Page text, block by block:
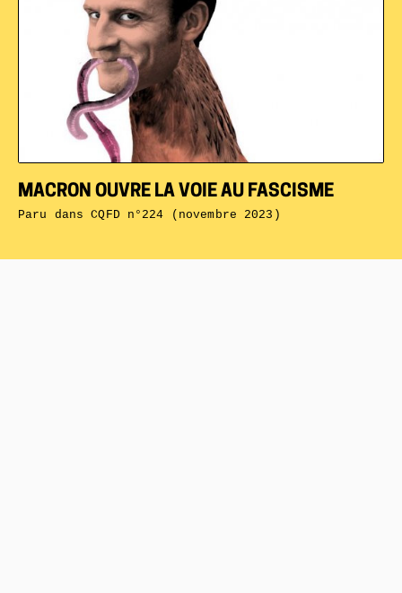
MACRON OUVRE LA VOIE AU FASCISME
Paru dansCQFD n°224 (novembre 2023)